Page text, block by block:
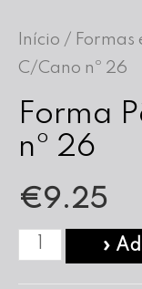
Início / Formas
C/Cano nº 26
Forma
nº 26
€9.25
Quantidade
»